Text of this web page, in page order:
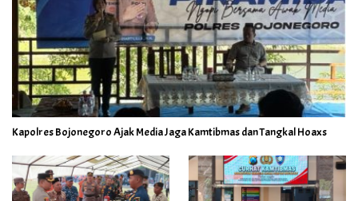
Kapolres Bojonegoro Ajak Media Jaga Kamtibmas dan Tangkal Hoaxs